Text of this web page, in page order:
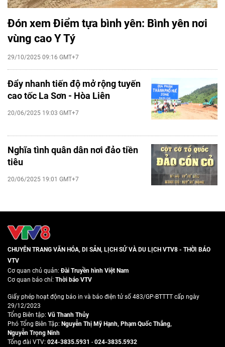
Đón xem Điểm tựa bình yên: Bình yên nơi
vùng cao Y Tý
29/10/2025 09:16 GMT+7
Đẩy nhanh tiến độ mở rộng tuyến
cao tốc La Sơn - Hòa Liên
20/06/2025 19:03 GMT+7
Nghĩa tình quân dân nơi đảo tiền
tiêu
20/06/2025 19:01 GMT+7
CHUYÊN TRANG VĂN HÓA, DI SẢN, LỊCH SỬ VÀ DU LỊCH VTV8 - THỜI BÁO
VTV
Cơ quan chủ quản:Đài Truyền hình Việt Nam
Cơ quan báo chí: Thời báo VTV
Giấy phép hoạt động báo in và báo điện tử số 483/GP-BTTTT cấp ngày
29/12/2023
Tổng Biên tập: Vũ Thanh Thủy
Phó Tổng Biên Tập: Nguyễn Thị Mỹ Hạnh, Phạm Quốc Thắng,
Nguyễn Trọng Ninh
Tổng đài VTV: 024-3835.5931 - 024-3835.5932